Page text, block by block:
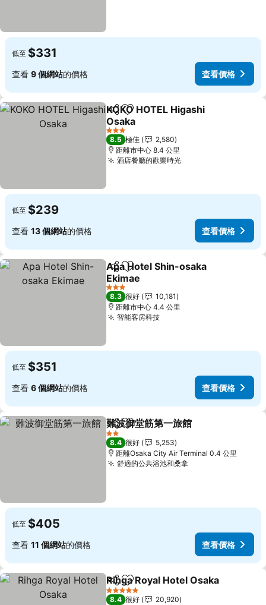
低至 $331
查看 9 個網站的價格 查看價格
分享 放到收藏夾
KOKO HOTEL Higashi
Osaka
查看價格
3 星級
8.5 極佳
2,580
距離市中心 8.4 公里
酒店餐廳的歡樂時光查看價格
低至 $239
查看 13 個網站的價格 查看價格
分享 放到收藏夾
Apa Hotel Shin-osaka
Ekimae
查看價格
3 星級
8.3 很好
10,181
距離市中心 4.4 公里
智能客房科技查看價格
低至 $351
查看 6 個網站的價格 查看價格
分享 放到收藏夾
難波御堂筋第一旅館
2 星級
8.4 很好
5,253
距離Osaka City Air Terminal 0.4 公里
舒適的公共浴池和桑拿查看價格
低至 $405
查看 11 個網站的價格 查看價格
分享 放到收藏夾
Rihga Royal Hotel Osaka
5 星級
8.4 很好
20,920